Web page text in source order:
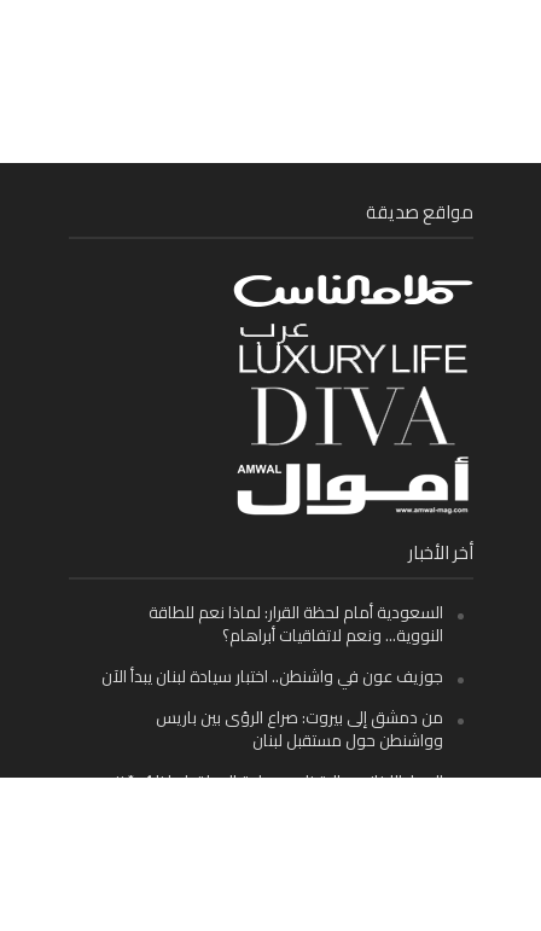
مواقع صديقة
أخر الأخبار
السعودية أمام لحظة القرار: لماذا نعم للطاقة
النووية… ونعم لاتفاقيات أبراهام؟
جوزيف عون في واشنطن.. اختبار سيادة لبنان يبدأ الآن
من دمشق إلى بيروت: صراع الرؤى بين باريس
وواشنطن حول مستقبل لبنان
اليسار اللبناني «اليقظ» وسيادة الدولة: لماذا يُعدّ نزع